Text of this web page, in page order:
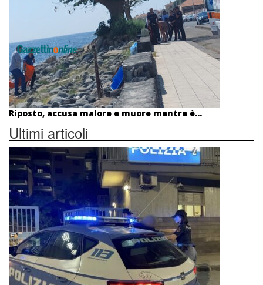
Riposto, accusa malore e muore mentre è...
Ultimi articoli